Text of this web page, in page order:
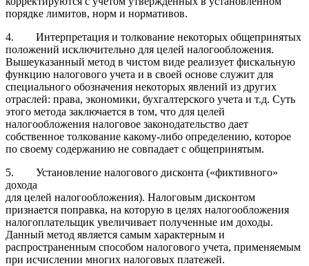
порядке лимитов, норм и нормативов.
4. Интерпретация и толкование некоторых общепринятых
положений исключительно для целей налогообложения.
Вышеуказанный метод в чистом виде реализует фискальную
функцию налогового учета и в своей основе служит для
специального обозначения некоторых явлений из других
отраслей: права, экономики, бухгалтерского учета и т.д. Суть
этого метода заключается в том, что для целей
налогообложения налоговое законодательство дает
собственное толкование какому-либо определению, которое
по своему содержанию не совпадает с общепринятым.
5. Установление налогового дисконта («фиктивного»
дохода
для целей налогообложения). Налоговым дисконтом
признается поправка, на которую в целях налогообложения
налогоплательщик увеличивает полученные им доходы.
Данный метод является самым характерным и
распространенным способом налогового учета, применяемым
при исчислении многих налоговых платежей.